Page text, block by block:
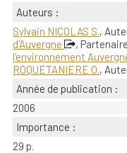
Auteurs :
Sylvain NICOLAS S.,
d'Auvergne
,
l'environnement
ROQUETANIERE O.,
Année de publication :
2006
Importance :
29 p.